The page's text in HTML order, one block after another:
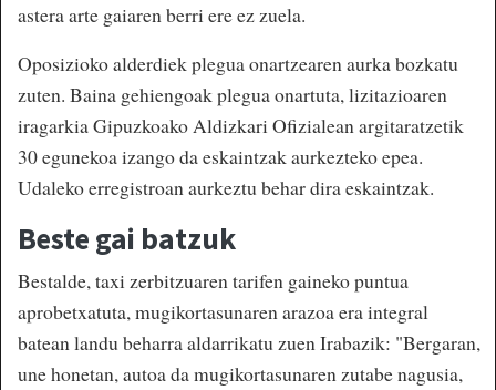
astera arte gaiaren berri ere ez zuela.
Oposizioko alderdiek plegua onartzearen aurka bozkatu
zuten. Baina gehiengoak plegua onartuta, lizitazioaren
iragarkia Gipuzkoako Aldizkari Ofizialean argitaratzetik
30 egunekoa izango da eskaintzak aurkezteko epea.
Udaleko erregistroan aurkeztu behar dira eskaintzak.
Beste gai batzuk
Bestalde, taxi zerbitzuaren tarifen gaineko puntua
aprobetxatuta, mugikortasunaren arazoa era integral
batean landu beharra aldarrikatu zuen Irabazik: "Bergaran,
une honetan, autoa da mugikortasunaren zutabe nagusia,